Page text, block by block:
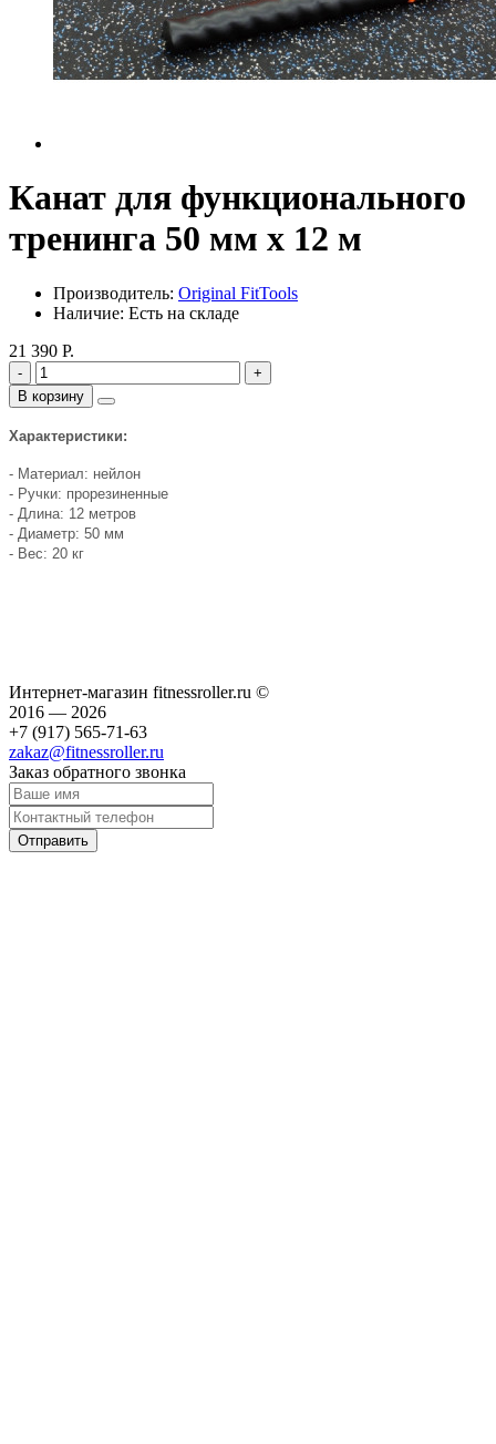
Канат для функционального
тренинга 50 мм х 12 м
Производитель: Original FitTools
Наличие: Есть на складе
21 390 Р.
-
+
В корзину
Характеристики:
- Материал: нейлон
- Ручки: прорезиненные
- Длина: 12 метров
- Диаметр: 50 мм
- Вес: 20 кг
Интернет-магазин fitnessroller.ru ©
2016 — 2026
+7 (917) 565-71-63
zakaz@fitnessroller.ru
Заказ обратного звонка
Отправить